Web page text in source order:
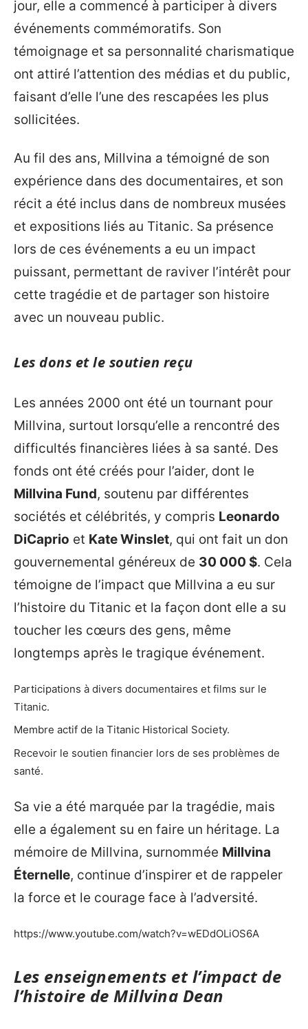
jour, elle a commencé à participer à divers
événements commémoratifs. Son
témoignage et sa personnalité charismatique
ont attiré l’attention des médias et du public,
faisant d’elle l’une des rescapées les plus
sollicitées.
Au fil des ans, Millvina a témoigné de son
expérience dans des documentaires, et son
récit a été inclus dans de nombreux musées
et expositions liés au Titanic. Sa présence
lors de ces événements a eu un impact
puissant, permettant de raviver l’intérêt pour
cette tragédie et de partager son histoire
avec un nouveau public.
Les dons et le soutien reçu
Les années 2000 ont été un tournant pour
Millvina, surtout lorsqu’elle a rencontré des
difficultés financières liées à sa santé. Des
fonds ont été créés pour l’aider, dont le
Millvina Fund, soutenu par différentes
sociétés et célébrités, y compris Leonardo
DiCaprio et Kate Winslet, qui ont fait un don
gouvernemental généreux de 30 000 $. Cela
témoigne de l’impact que Millvina a eu sur
l’histoire du Titanic et la façon dont elle a su
toucher les cœurs des gens, même
longtemps après le tragique événement.
Participations à divers documentaires et films sur le
Titanic.
Membre actif de la Titanic Historical Society.
Recevoir le soutien financier lors de ses problèmes de
santé.
Sa vie a été marquée par la tragédie, mais
elle a également su en faire un héritage. La
mémoire de Millvina, surnommée Millvina
Éternelle, continue d’inspirer et de rappeler
la force et le courage face à l’adversité.
https://www.youtube.com/watch?v=wEDdOLiOS6A
Les enseignements et l’impact de
l’histoire de Millvina Dean